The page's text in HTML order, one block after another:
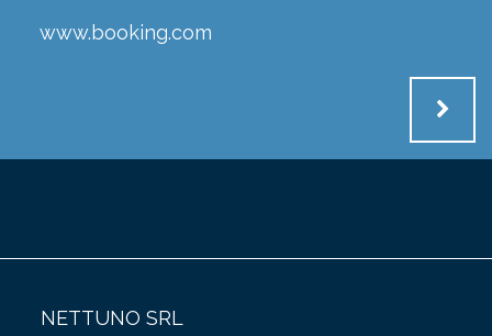
www.booking.com
NETTUNO SRL